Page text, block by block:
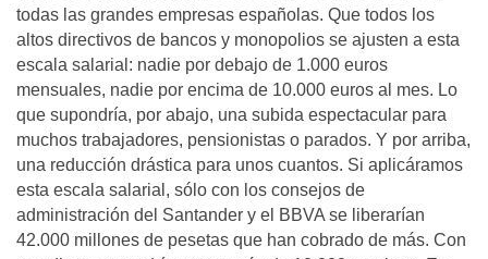
todas las grandes empresas españolas. Que todos los
altos directivos de bancos y monopolios se ajusten a esta
escala salarial: nadie por debajo de 1.000 euros
mensuales, nadie por encima de 10.000 euros al mes. Lo
que supondría, por abajo, una subida espectacular para
muchos trabajadores, pensionistas o parados. Y por arriba,
una reducción drástica para unos cuantos. Si aplicáramos
esta escala salarial, sólo con los consejos de
administración del Santander y el BBVA se liberarían
42.000 millones de pesetas que han cobrado de más. Con